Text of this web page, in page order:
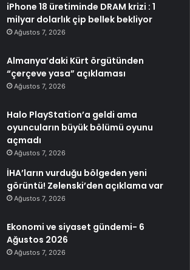
iPhone 18 üretiminde DRAM krizi : 1
milyar dolarlık çip bellek bekliyor
Ağustos 7, 2026
Almanya’daki Kürt örgütünden
“çerçeve yasa” açıklaması
Ağustos 7, 2026
Halo PlayStation’a geldi ama
oyuncuların büyük bölümü oyunu
açmadı
Ağustos 7, 2026
İHA’ların vurduğu bölgeden yeni
görüntü! Zelenski’den açıklama var
Ağustos 7, 2026
Ekonomi ve siyaset gündemi- 6
Ağustos 2026
Ağustos 7, 2026